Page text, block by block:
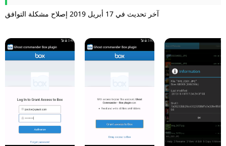
آخر تحديث في 17 أبريل 2019 إصلاح مشكلة التوافق